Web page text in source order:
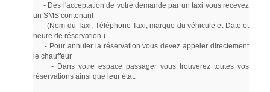
- Dés l'acceptation de votre demande par un taxi vous recevez
un SMS contenant
(Nom du Taxi, Téléphone Taxi, marque du véhicule et Date et
heure de réservation )
- Pour annuler la réservation vous devez appeler directement
le chauffeur
- Dans votre espace passager vous trouverez toutes vos
réservations ainsi que leur état.